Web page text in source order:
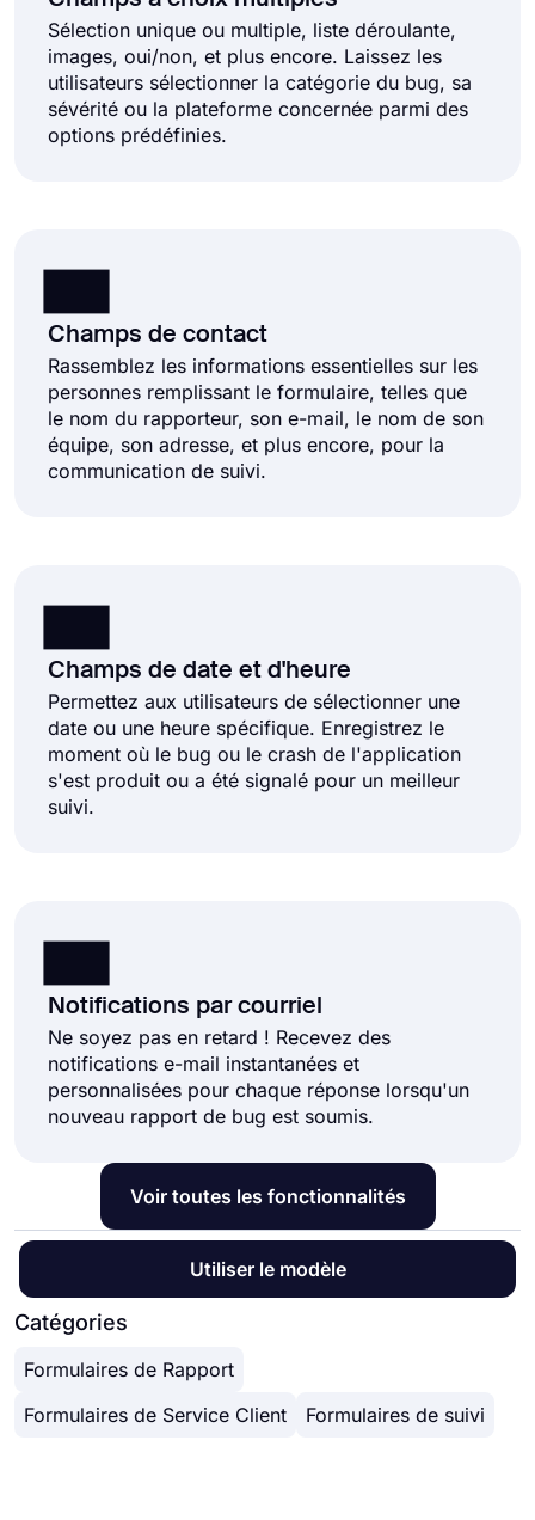
Sélection unique ou multiple, liste déroulante,
images, oui/non, et plus encore. Laissez les
utilisateurs sélectionner la catégorie du bug, sa
sévérité ou la plateforme concernée parmi des
options prédéfinies.
Champs de contact
Rassemblez les informations essentielles sur les
personnes remplissant le formulaire, telles que
le nom du rapporteur, son e-mail, le nom de son
équipe, son adresse, et plus encore, pour la
communication de suivi.
Champs de date et d'heure
Permettez aux utilisateurs de sélectionner une
date ou une heure spécifique. Enregistrez le
moment où le bug ou le crash de l'application
s'est produit ou a été signalé pour un meilleur
suivi.
Notifications par courriel
Ne soyez pas en retard ! Recevez des
notifications e-mail instantanées et
personnalisées pour chaque réponse lorsqu'un
nouveau rapport de bug est soumis.
Voir toutes les fonctionnalités
Utiliser le modèle
Catégories
Formulaires de Rapport
Formulaires de Service Client
Formulaires de suivi